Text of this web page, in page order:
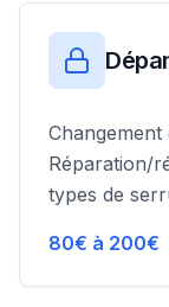
Réparation/
types de
80€ à 200€